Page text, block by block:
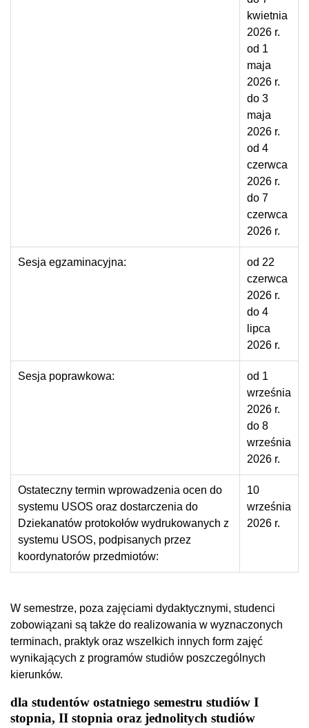
kwietnia
2026 r.
od 1
maja
2026 r.
do 3
maja
2026 r.
od 4
czerwca
2026 r.
do 7
czerwca
2026 r.
Sesja egzaminacyjna:
od 22
czerwca
2026 r.
do 4
lipca
2026 r.
Sesja poprawkowa:
od 1
września
2026 r.
do 8
września
2026 r.
Ostateczny termin wprowadzenia ocen do
systemu USOS oraz dostarczenia do
Dziekanatów protokołów wydrukowanych z
systemu USOS, podpisanych przez
koordynatorów przedmiotów:
10
września
2026 r.
W semestrze, poza zajęciami dydaktycznymi, studenci
zobowiązani są także do realizowania w wyznaczonych
terminach, praktyk oraz wszelkich innych form zajęć
wynikających z programów studiów poszczególnych
kierunków.
dla studentów ostatniego semestru studiów I
stopnia, II stopnia oraz jednolitych studiów